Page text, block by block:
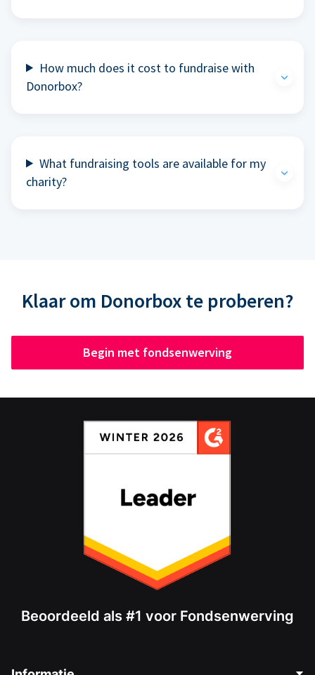
How much does it cost to fundraise with
Donorbox?
What fundraising tools are available for my
charity?
Klaar om Donorbox te proberen?
Begin met fondsenwerving
Beoordeeld als #1 voor Fondsenwerving